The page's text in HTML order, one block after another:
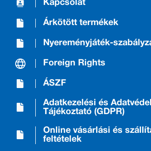
Kapcsolat
Árkötött termékek
Nyereményjáték-
Foreign Rights
ÁSZF
Adatkezelési és
Tájékoztató (GDPR)
Online vásárlási és
feltételek